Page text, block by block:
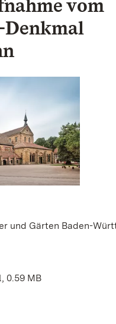
vom
Denkmal
und Gärten Baden-
0.59 MB